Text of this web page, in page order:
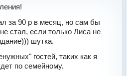
за 90 р в месяц, но сам бы
стал, если только Лиса не
шутка.
гостей, таких как я
по семейному.